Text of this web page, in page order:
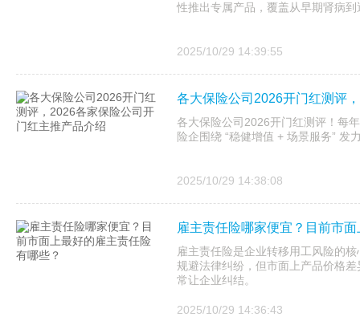
性推出专属产品，覆盖从早期肾病
2025/10/29 14:39:55
各大保险公司2026开门红测评
各大保险公司2026开门红测评！每
险企围绕 “稳健增值 + 场景服务” 发
2025/10/29 14:38:08
雇主责任险哪家便宜？目前市
雇主责任险是企业转移用工风险的
规避法律纠纷，但市面上产品价格差
常让企业纠结。
2025/10/29 14:36:43